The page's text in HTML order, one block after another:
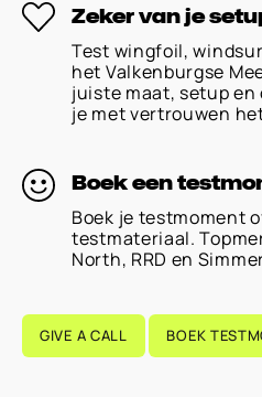
Zeker van je
Test wingfoil,
het Valkenburgse
juiste maat, setup
je met vertrouwen
Boek een
Boek je testmoment
testmateriaal.
North, RRD en
GIVE A CALL BOEK